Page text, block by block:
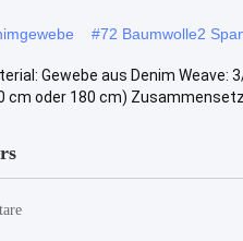
#72 Baumwolle2
Gewebe aus Denim
oder 180 cm)